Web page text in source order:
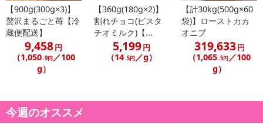
【900g(300g×3)】
贅沢まるごと苺【冷
蔵便配送】
9,458円
（1,050.9円／100
g）
【360g(180g×2)】
割れチョコ(ピスタ
チオミルク)【...
5,199円
（14.5円／g）
【計30kg(500g×60
袋)】ローストカカ
オニブ
319,633円
（1,065.5円／100
g）
今週のオススメ